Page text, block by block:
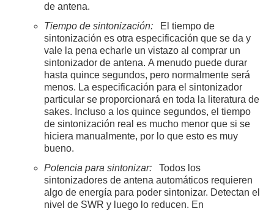
de antena.
Tiempo de sintonización: El tiempo de
sintonización es otra especificación que se da y
vale la pena echarle un vistazo al comprar un
sintonizador de antena. A menudo puede durar
hasta quince segundos, pero normalmente será
menos. La especificación para el sintonizador
particular se proporcionará en toda la literatura de
sakes. Incluso a los quince segundos, el tiempo
de sintonización real es mucho menor que si se
hiciera manualmente, por lo que esto es muy
bueno.
Potencia para sintonizar: Todos los
sintonizadores de antena automáticos requieren
algo de energía para poder sintonizar. Detectan el
nivel de SWR y luego lo reducen. En